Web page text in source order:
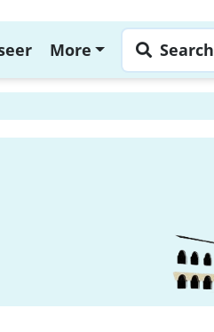
More Search